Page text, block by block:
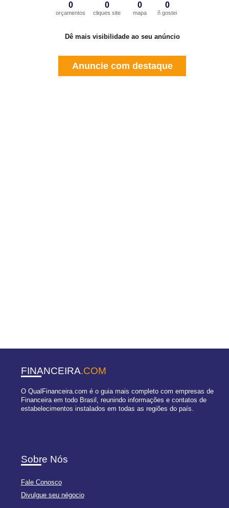
0
orçamentos
0
cliques site
0
mapa
0
ñ gostei
Dê mais visibilidade ao seu anúncio
Anuncie com destaque
FINANCEIRA.COM
O QualFinanceira.com é o guia mais completo com empresas de
Financeira em todo Brasil, reunindo informações e contatos de
estabelecimentos instalados em todas as regiões do país.
Sobre Nós
Fale Conosco
Divulgue seu négocio